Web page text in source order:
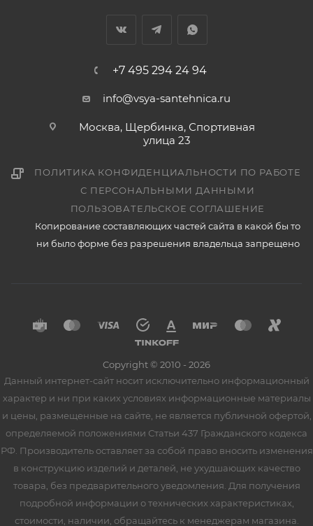
+7 495 294 24 94
info@vsya-santehnica.ru
Москва, Щербинка, Спортивная
улица 23
ПОЛИТИКА КОНФИДЕНЦИАЛЬНОСТИ ПО РАБОТЕ
С ПЕРСОНАЛЬНЫМИ ДАННЫМИ
ПОЛЬЗОВАТЕЛЬСКОЕ СОГЛАШЕНИЕ
Копирование составляющих частей сайта в какой бы то
ни было форме без разрешения владельца запрещено
Copyright © 2010 - 2026
Данный интернет-сайт носит исключительно информационный
характер и ни при каких условиях информационные материалы
и цены, размещенные на сайте, не является публичной офертой,
определяемой положениями Статьи 437 Гражданского кодекса
РФ. Производитель оставляет за собой право вносить изменения
в конструкцию изделий и деталей, не ухудшающих качество
товара, без предварительного уведомления. Для получения
подробной информации о технических характеристиках,
стоимости, наличии, обращайтесь к менеджерам магазина.